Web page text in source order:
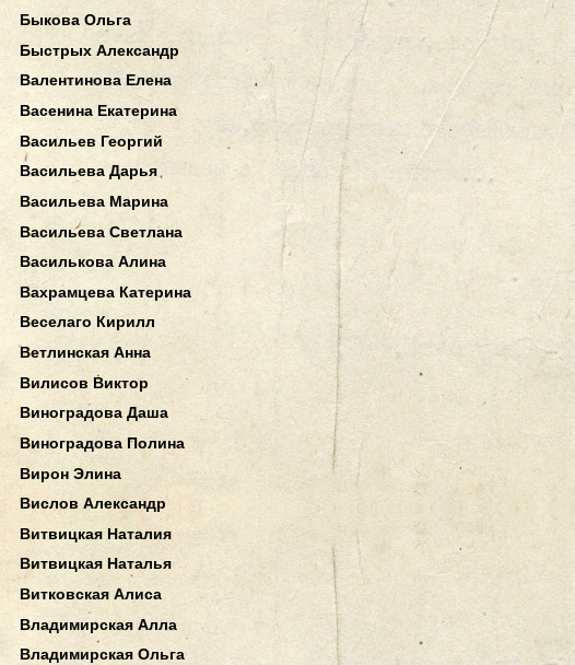
Быкова Ольга
Быстрых Александр
Валентинова Елена
Васенина Екатерина
Васильев Георгий
Васильева Дарья
Васильева Марина
Васильева Светлана
Василькова Алина
Вахрамцева Катерина
Веселаго Кирилл
Ветлинская Анна
Вилисов Виктор
Виноградова Даша
Виноградова Полина
Вирон Элина
Вислов Александр
Витвицкая Наталия
Витвицкая Наталья
Витковская Алиса
Владимирская Алла
Владимирская Ольга